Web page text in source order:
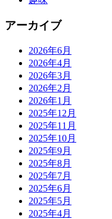
アーカイブ
2026年6月
2026年4月
2026年3月
2026年2月
2026年1月
2025年12月
2025年11月
2025年10月
2025年9月
2025年8月
2025年7月
2025年6月
2025年5月
2025年4月